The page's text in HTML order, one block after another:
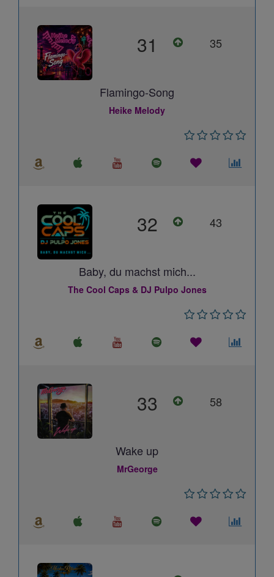
31 35
Flamingo-Song
Heike Melody
32 43
Baby, du machst mich...
The Cool Caps & DJ Pulpo Jones
33 58
Wake up
MrGeorge